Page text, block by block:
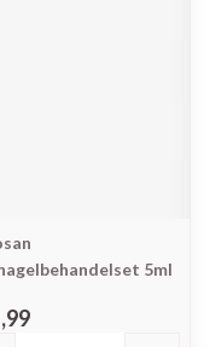
5ml